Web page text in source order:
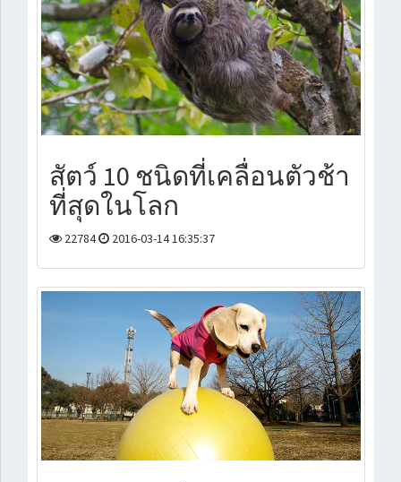
สัตว์ 10 ชนิดที่เคลื่อนตัวช้า
ที่สุดในโลก
22784 2016-03-14 16:35:37